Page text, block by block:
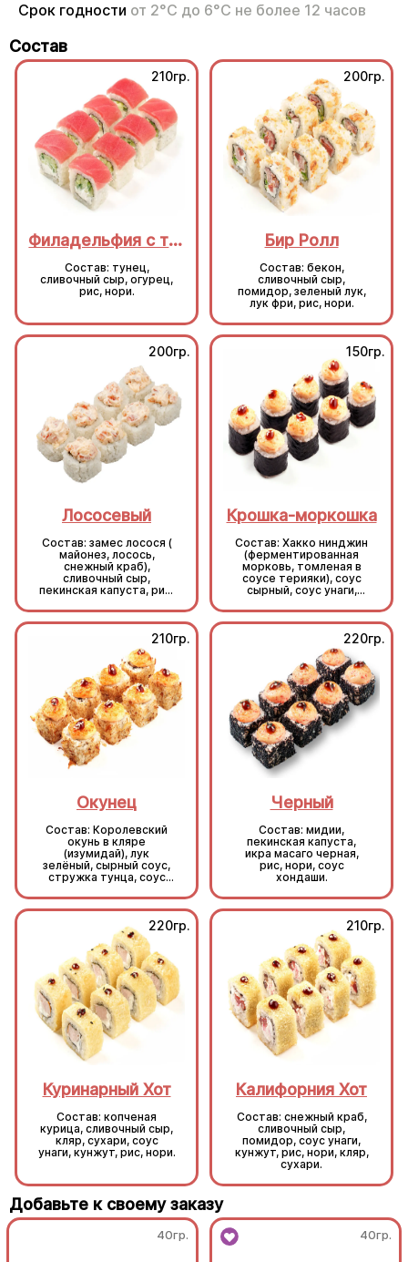
Срок годности от 2°С до 6°С не более 12 часов
Состав
210гр.
Филадельфия с тунцом
Состав: тунец,
сливочный сыр, огурец,
рис, нори.
200гр.
Бир Ролл
Состав: бекон,
сливочный сыр,
помидор, зеленый лук,
лук фри, рис, нори.
200гр.
Лососевый
Состав: замес лосося (
майонез, лосось,
снежный краб),
сливочный сыр,
пекинская капуста, рис,
150гр.
Крошка-моркошка
Состав: Хакко нинджин
(ферментированная
морковь, томленая в
соусе терияки), соус
сырный, соус унаги,
210гр.
Окунец
Состав: Королевский
окунь в кляре
(изумидай), лук
зелёный, сырный соус,
стружка тунца, соус
220гр.
Черный
Состав: мидии,
пекинская капуста,
икра масаго черная,
рис, нори, соус
хондаши.
220гр.
Куринарный Хот
Состав: копченая
курица, сливочный сыр,
кляр, сухари, соус
унаги, кунжут, рис, нори.
210гр.
Калифорния Хот
Состав: снежный краб,
сливочный сыр,
помидор, соус унаги,
кунжут, рис, нори, кляр,
сухари.
Добавьте к своему заказу
40гр. 40гр.